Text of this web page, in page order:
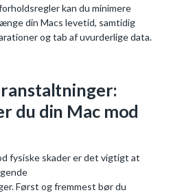
kan du minimere
din Macs levetid, samtidig
og tab af uvurderlige data.
du din Mac mod
fysiske skader er det vigtigt at
Først og fremmest bør du